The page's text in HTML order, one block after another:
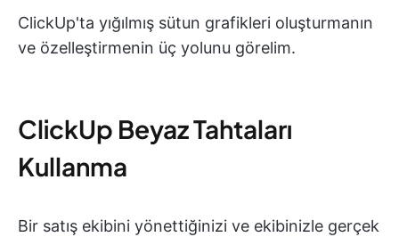
ClickUp'ta yığılmış sütun grafikleri oluşturmanın
ve özelleştirmenin üç yolunu görelim.
ClickUp Beyaz Tahtaları
Kullanma
Bir satış ekibini yönettiğinizi ve ekibinizle gerçek